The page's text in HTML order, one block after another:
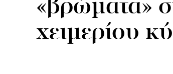
«βρώματα»
χειμερίου